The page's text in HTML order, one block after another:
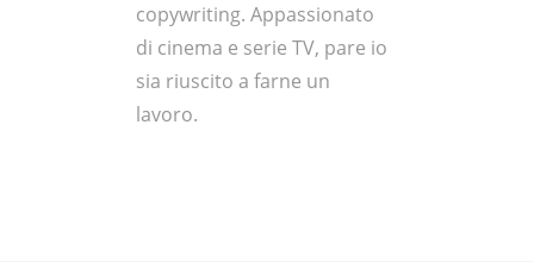
copywriting. Appassionato
di cinema e serie TV, pare io
sia riuscito a farne un
lavoro.